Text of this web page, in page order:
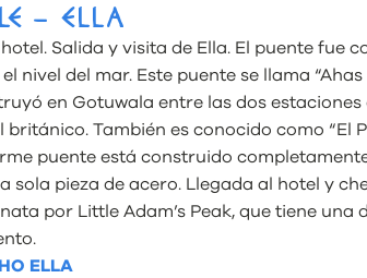
– ELLA
Salida y visita de Ella. El puente fue
nivel del mar. Este puente se llama
en Gotuwala entre las dos
También es conocido como “El
puente está construido
sola pieza de acero. Llegada al hotel y
por Little Adam’s Peak, que tiene
ELLA